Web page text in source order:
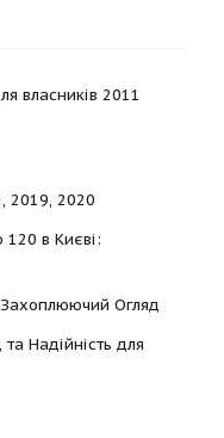
власників 2011
2019, 2020
120 в Києві:
Захоплюючий Огляд
Надійність для